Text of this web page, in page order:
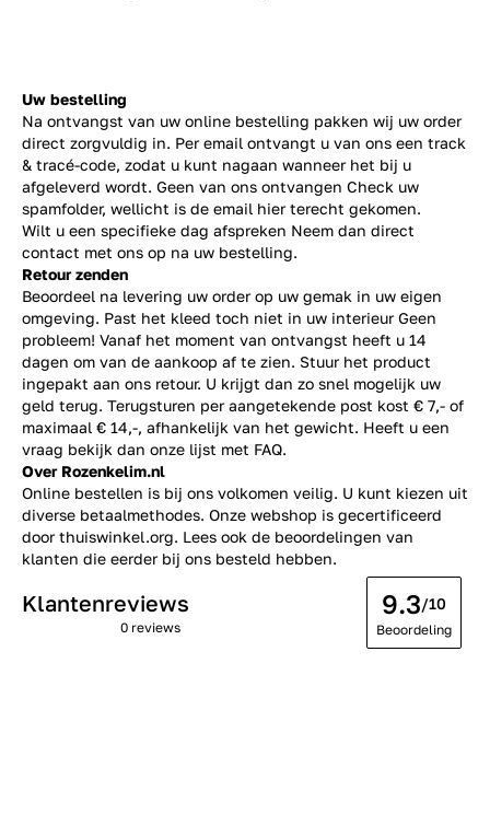
Uw bestelling
Na ontvangst van uw online bestelling pakken wij uw order
direct zorgvuldig in. Per email ontvangt u van ons een track
& tracé-code, zodat u kunt nagaan wanneer het bij u
afgeleverd wordt. Geen van ons ontvangen Check uw
spamfolder, wellicht is de email hier terecht gekomen.
Wilt u een specifieke dag afspreken Neem dan direct
contact met ons op na uw bestelling.
Retour zenden
Beoordeel na levering uw order op uw gemak in uw eigen
omgeving. Past het kleed toch niet in uw interieur Geen
probleem! Vanaf het moment van ontvangst heeft u 14
dagen om van de aankoop af te zien. Stuur het product
ingepakt aan ons retour. U krijgt dan zo snel mogelijk uw
geld terug. Terugsturen per aangetekende post kost € 7,- of
maximaal € 14,-, afhankelijk van het gewicht. Heeft u een
vraag bekijk dan onze lijst met FAQ.
Over Rozenkelim.nl
Online bestellen is bij ons volkomen veilig. U kunt kiezen uit
diverse betaalmethodes. Onze webshop is gecertificeerd
door thuiswinkel.org. Lees ook de beoordelingen van
klanten die eerder bij ons besteld hebben.
Klantenreviews
0 reviews
9.3/10
Beoordeling